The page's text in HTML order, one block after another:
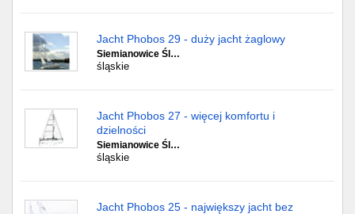
Jacht Phobos 29 - duży jacht żaglowy
Siemianowice Śl…
śląskie
Jacht Phobos 27 - więcej komfortu i
dzielności
Siemianowice Śl…
śląskie
Jacht Phobos 25 - największy jacht bez